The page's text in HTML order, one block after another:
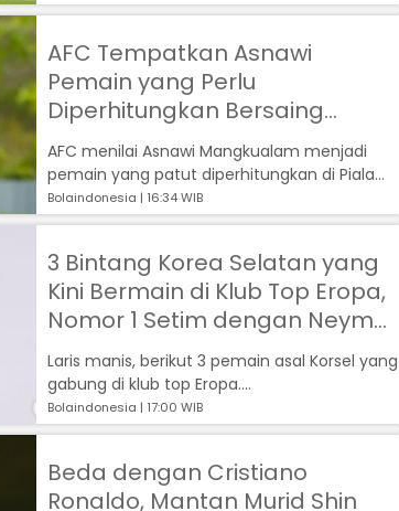
AFC Tempatkan Asnawi
Pemain yang Perlu
Diperhitungkan Bersaing
dengan Son Heung-min di
Piala Asia 2023
AFC menilai Asnawi Mangkualam menjadi
pemain yang patut diperhitungkan di Piala
Asia 2023 bersaing dengan Son Heung-min...
Bolaindonesia | 16:34 WIB
3 Bintang Korea Selatan yang
Kini Bermain di Klub Top Eropa,
Nomor 1 Setim dengan Neymar
dan Kylian Mbappe
Laris manis, berikut 3 pemain asal Korsel yang
gabung di klub top Eropa....
Bolaindonesia | 17:00 WIB
Beda dengan Cristiano
Ronaldo, Mantan Murid Shin